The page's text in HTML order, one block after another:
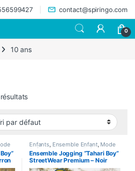
contact@spiringo.com
0
10 ans
Enfants Ensemble Enfant, Mode
Enfants, Vetements Enfants
Ensemble Jogging “Tahari Boy”
StreetWear Premium – Noir